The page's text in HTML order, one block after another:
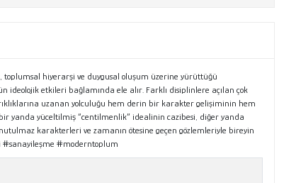
toplumsal hiyerarşi ve duygusal oluşum üzerine yürüttüğü
etkileri bağlamında ele alır. Farklı disiplinlere açılan çok
uzanan yolculuğu hem derin bir karakter gelişiminin hem
bir yanda yüceltilmiş “centilmenlik” idealinin cazibesi, diğer yanda
karakterleri ve zamanın ötesine geçen gözlemleriyle bireyin
#sanayileşme #moderntoplum